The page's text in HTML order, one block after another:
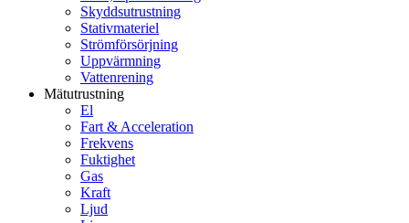
Skyddsutrustning
Stativmateriel
Strömförsörjning
Uppvärmning
Vattenrening
Mätutrustning
El
Fart & Acceleration
Frekvens
Fuktighet
Gas
Kraft
Ljud